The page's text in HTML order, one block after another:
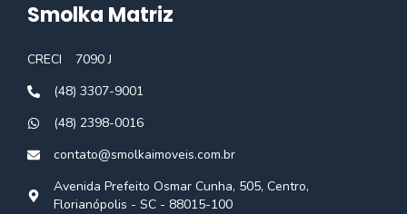
Smolka Matriz
CRECI
7090 J
(48) 3307-9001
(48) 2398-0016
contato@smolkaimoveis.com.br
Avenida Prefeito Osmar Cunha, 505, Centro,
Florianópolis - SC - 88015-100